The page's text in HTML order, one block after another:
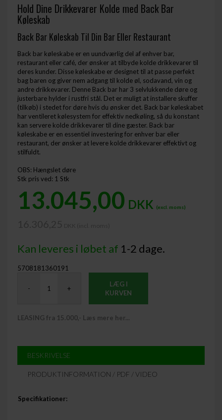
Hold Dine Drikkevarer Kolde med Back Bar
Køleskab
Back Bar Køleskab Til Din Bar Eller Restaurant
Back bar køleskabe er en uundværlig del af enhver bar,
restaurant eller café, der ønsker at tilbyde kolde drikkevarer til
deres kunder. Disse køleskabe er designet til at passe perfekt
bag baren og giver nem adgang til kolde øl, sodavand, vin og
andre drikkevarer. Denne Back bar har 3 selvlukkende døre og
justerbare hylder i rustfri stål. Det er muligt at installere skuffer
(tilkøb) i stedet for døre hvis du ønsker det. Back bar køleskabet
har ventileret kølesystem for effektiv nedkøling, så du konstant
kan servere kolde drikkevarer til dine gæster. Back bar
køleskabe er en essentiel investering for enhver bar eller
restaurant, der ønsker at levere kolde drikkevarer effektivt og
stilfuldt.
OBS: Hængslet døre
Stk pris ved: 1 Stk
13.045,00 DKK (excl. moms)
Kan leveres i løbet af 1-2 dage.
5708181360191
- +
LÆG I
KURVEN
LEASING fra 15.000,- Læs mere her...
BESKRIVELSE
PRODUKTINFORMATION / PDF / VIDEO
Specifikationer: